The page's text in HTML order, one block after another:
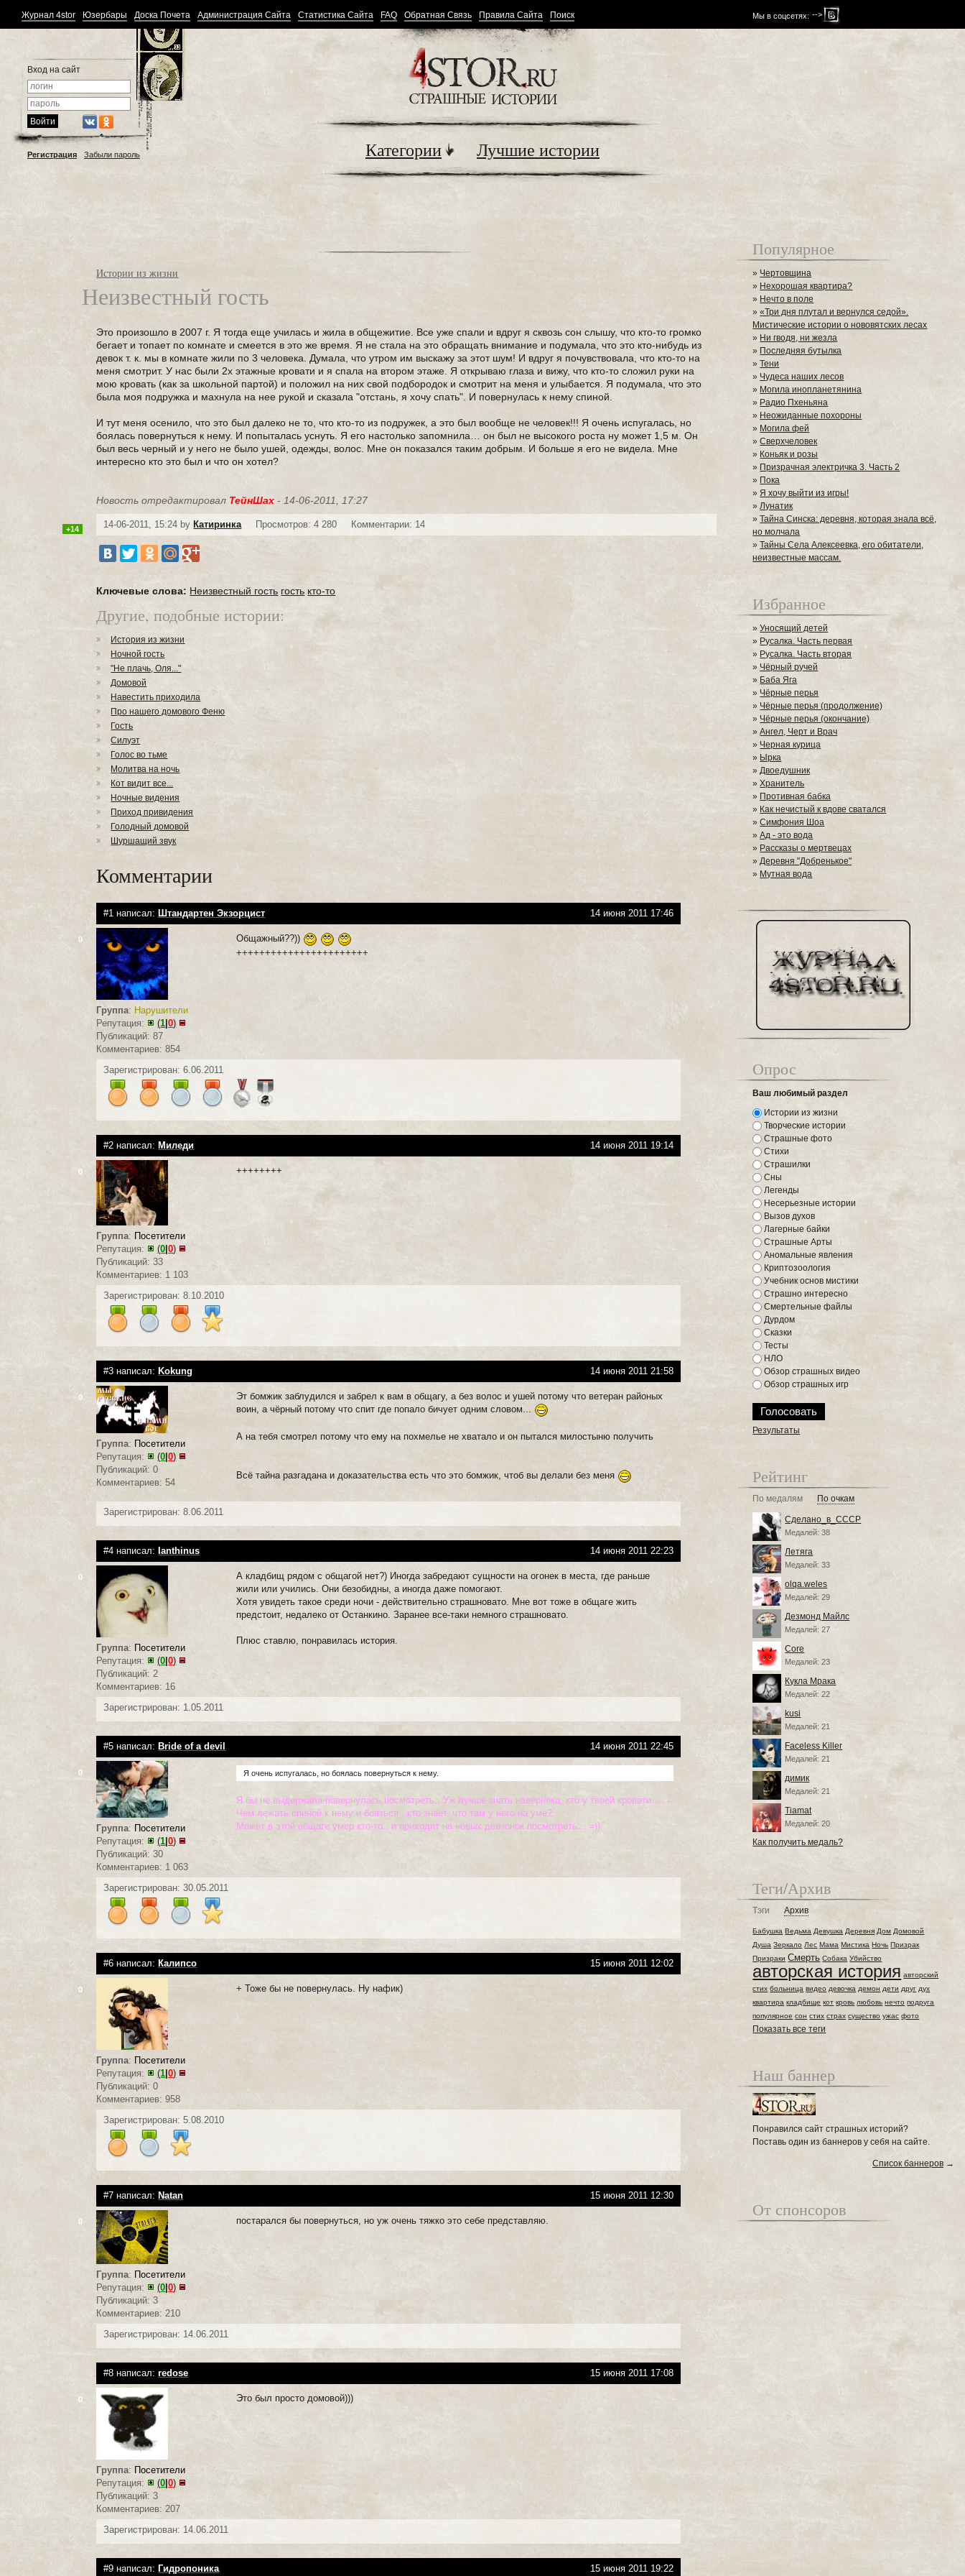
Мы в соцсетях: -->
Журнал 4stor Юзербары Доска Почета Администрация Сайта Статистика Сайта FAQ Обратная Связь Правила Сайта Поиск
Вход на сайт
Регистрация Забыли пароль Категории Лучшие истории
Истории из жизни
Неизвестный гость
Это произошло в 2007 г. Я тогда еще училась и жила в общежитие. Все уже спали и вдруг я сквозь сон слышу, что кто-то громко
бегает и топает по комнате и смеется в это же время. Я не стала на это обращать внимание и подумала, что это кто-нибудь из
девок т. к. мы в комнате жили по 3 человека. Думала, что утром им выскажу за этот шум! И вдруг я почувствовала, что кто-то на
меня смотрит. У нас были 2х этажные кровати и я спала на втором этаже. Я открываю глаза и вижу, что кто-то сложил руки на
мою кровать (как за школьной партой) и положил на них свой подбородок и смотрит на меня и улыбается. Я подумала, что это
была моя подружка и махнула на нее рукой и сказала "отстань, я хочу спать". И повернулась к нему спиной.
И тут меня осенило, что это был далеко не то, что кто-то из подружек, а это был вообще не человек!!! Я очень испугалась, но
боялась повернуться к нему. И попыталась уснуть. Я его настолько запомнила… он был не высокого роста ну может 1,5 м. Он
был весь черный и у него не было ушей, одежды, волос. Мне он показался таким добрым. И больше я его не видела. Мне
интересно кто это был и что он хотел?
Новость отредактировал ТейнШах - 14-06-2011, 17:27
14-06-2011, 15:24 by Катиринка Просмотров: 4 280 Комментарии: 14
+14
Ключевые слова: Неизвестный гость гость кто-то
Другие, подобные истории:
История из жизни
Ночной гость
"Не плачь, Оля..."
Домовой
Навестить приходила
Про нашего домового Феню
Гость
Силуэт
Голос во тьме
Молитва на ночь
Кот видит все...
Ночные видения
Приход привидения
Голодный домовой
Шуршащий звук
Комментарии
#1 написал: Штандартен Экзорцист 14 июня 2011 17:46
0
Группа: Нарушители
Репутация:
(1 |0)
Публикаций: 87
Комментариев: 854
Общажный??))
+++++++++++++++++++++++
Зарегистрирован: 6.06.2011
#2 написал: Миледи 14 июня 2011 19:14
0
Группа: Посетители
Репутация:
(0|0)
Публикаций: 33
Комментариев: 1 103
++++++++
Зарегистрирован: 8.10.2010
#3 написал:Kokung 14 июня 2011 21:58
0
Группа: Посетители
Репутация:
(0 |0)
Публикаций: 0
Комментариев: 54
Эт бомжик заблудился и забрел к вам в общагу, а без волос и ушей потому что ветеран районых
воин, а чёрный потому что спит где попало бичует одним словом...
А на тебя смотрел потому что ему на похмелье не хватало и он пытался милостыню получить
Всё тайна разгадана и доказательства есть что это бомжик, чтоб вы делали без меня
Зарегистрирован: 8.06.2011
#4 написал:Ianthinus 14 июня 2011 22:23
0
Группа: Посетители
Репутация:
(0|0)
Публикаций: 2
Комментариев: 16
А кладбищ рядом с общагой нет?) Иногда забредают сущности на огонек в места, где раньше
жили или учились. Они безобидны, а иногда даже помогают.
Хотя увидеть такое среди ночи - действительно страшновато. Мне вот тоже в общаге жить
предстоит, недалеко от Останкино. Заранее все-таки немного страшновато.
Плюс ставлю, понравилась история.
Зарегистрирован: 1.05.2011
#5 написал:Bride of a devil 14 июня 2011 22:45
0
Группа: Посетители
Репутация:
(1 |0)
Публикаций: 30
Комментариев: 1 063
Я очень испугалась, но боялась повернуться к нему.
Я бы не выдержала-повернулась посмотреть.. Уж лучше знать наверняка, кто у твоей кровати...
Чем лежать спиной к нему и бояться.. кто знает, что там у него на уме?..
Может в этой общаге умер кто-то.. и приходит на новых девчонок посмотреть... =))
Зарегистрирован: 30.05.2011
#6 написал: Калипсо 15 июня 2011 12:02
0
Группа: Посетители
Репутация:
(1 |0)
Публикаций: 0
Комментариев: 958
+ Тоже бы не повернулась. Ну нафик)
Зарегистрирован: 5.08.2010
#7 написал: Natan 15 июня 2011 12:30
0
Группа: Посетители
Репутация:
(0 |0)
Публикаций: 3
Комментариев: 210
постарался бы повернуться, но уж очень тяжко это себе представляю.
Зарегистрирован: 14.06.2011
#8 написал:redose 15 июня 2011 17:08
0
Группа: Посетители
Репутация:
(0 |0)
Публикаций: 3
Комментариев: 207
Это был просто домовой)))
Зарегистрирован: 14.06.2011
#9 написал: Гидропоника 15 июня 2011 19:22
Популярное
» Чертовщина
» Нехорошая квартира?
» Нечто в поле
»«Три дня плутал и вернулся седой».
Мистические истории о нововятских лесах
» Ни гводя, ни жезла
» Последняя бутылка
»Тени
» Чудеса наших лесов
» Могила инопланетянина
» Радио Пхеньяна
» Неожиданные похороны
» Могила фей
»Сверхчеловек
» Коньяк и розы
» Призрачная электричка 3. Часть 2
» Пока
»Я хочу выйти из игры!
»Лунатик
»Тайна Синска: деревня, которая знала всё,
но молчала
»Тайны Села Алексеевка, его обитатели,
неизвестные массам.
Избранное
»Уносящий детей
» Русалка. Часть первая
» Русалка. Часть вторая
» Чёрный ручей
» Баба Яга
»Чёрные перья
» Чёрные перья (продолжение)
» Чёрные перья (окончание)
»Ангел, Черт и Врач
» Черная курица
» Ырка
»Двоедушник
»Хранитель
» Противная бабка
» Как нечистый к вдове сватался
»Симфония Шоа
»Ад - это вода
» Рассказы о мертвецах
»Деревня "Добренькое"
» Мутная вода
Опрос
Ваш любимый раздел
Истории из жизни
Творческие истории
Страшные фото
Стихи
Страшилки
Сны
Легенды
Несерьезные истории
Вызов духов
Лагерные байки
Страшные Арты
Аномальные явления
Криптозоология
Учебник основ мистики
Страшно интересно
Смертельные файлы
Дурдом
Сказки
Тесты
НЛО
Обзор страшных видео
Обзор страшных игр
Результаты
Рейтинг
По медалям По очкам
Сделано_в_СССР
Медалей: 38
Летяга
Медалей: 33
olqa.weles
Медалей: 29
Дезмонд Майлс
Медалей: 27
Core
Медалей: 23
Кукла Мрака
Медалей: 22
kusi
Медалей: 21
Faceless Killer
Медалей: 21
димик
Медалей: 21
Tiamat
Медалей: 20
Как получить медаль?
Теги/Архив
Тэги Архив
Бабушка Ведьма Девушка Деревня Дом Домовой
Душа Зеркало Лес Мама Мистика Ночь Призрак
Призраки Смерть Собака Убийство
авторская история авторский
стих больница видео девочка демон дети друг дух
квартира кладбище кот кровь любовь нечто подруга
популярное сон стих страх существо ужас фото
Показать все теги
Наш баннер
Понравился сайт страшных историй?
Поставь один из баннеров у себя на сайте.
Список баннеров →
От спонсоров